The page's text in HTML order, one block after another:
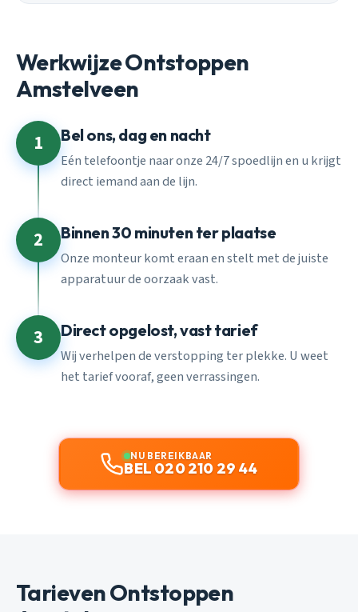
Werkwijze Ontstoppen
Amstelveen
1 Bel ons, dag en nacht
Eén telefoontje naar onze 24/7 spoedlijn en u krijgt
direct iemand aan de lijn.
2 Binnen 30 minuten ter plaatse
Onze monteur komt eraan en stelt met de juiste
apparatuur de oorzaak vast.
3 Direct opgelost, vast tarief
Wij verhelpen de verstopping ter plekke. U weet
het tarief vooraf, geen verrassingen.
NU BEREIKBAAR
BEL 020 210 29 44
Tarieven Ontstoppen